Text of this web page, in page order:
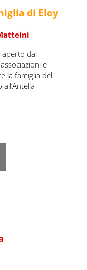
di Eloy
dal
e
la famiglia del
search